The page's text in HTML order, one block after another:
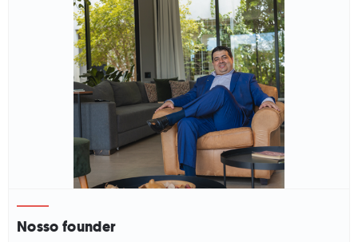
Nosso founder